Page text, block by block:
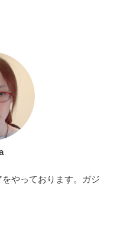
やっております。ガジ